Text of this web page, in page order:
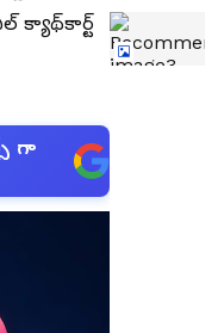
క్యాథ్‌కార్ట్
గా